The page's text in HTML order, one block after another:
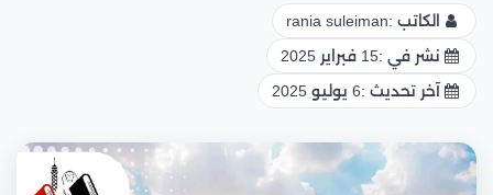
الكاتب :rania suleiman
نشر في :15 فبراير 2025
آخر تحديث :6 يوليو 2025